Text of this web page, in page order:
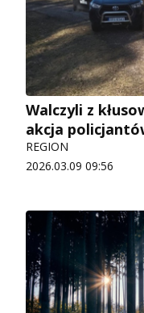
Walczyli z
akcja
REGION
2026.03.09 09:56